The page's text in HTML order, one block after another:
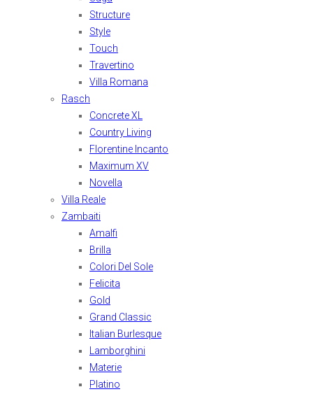
Structure
Style
Touch
Travertino
Villa Romana
Rasch
Concrete XL
Country Living
Florentine Incanto
Maximum XV
Novella
Villa Reale
Zambaiti
Amalfi
Brilla
Colori Del Sole
Felicita
Gold
Grand Classic
Italian Burlesque
Lamborghini
Materie
Platino